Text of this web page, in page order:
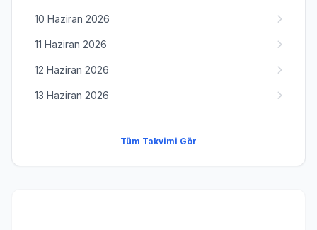
10 Haziran 2026
11 Haziran 2026
12 Haziran 2026
13 Haziran 2026
Tüm Takvimi Gör